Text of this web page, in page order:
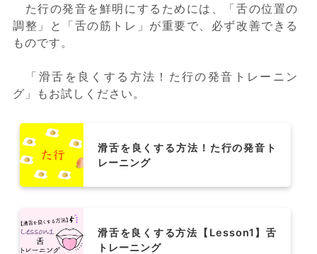
た行の発音を鮮明にするためには、「舌の位置の
調整」と「舌の筋トレ」が重要で、必ず改善できる
ものです。
「滑舌を良くする方法！た行の発音トレーニン
グ」もお試しください。
滑舌を良くする方法！た行の発音ト
レーニング
滑舌を良くする方法【Lesson1】舌
トレーニング